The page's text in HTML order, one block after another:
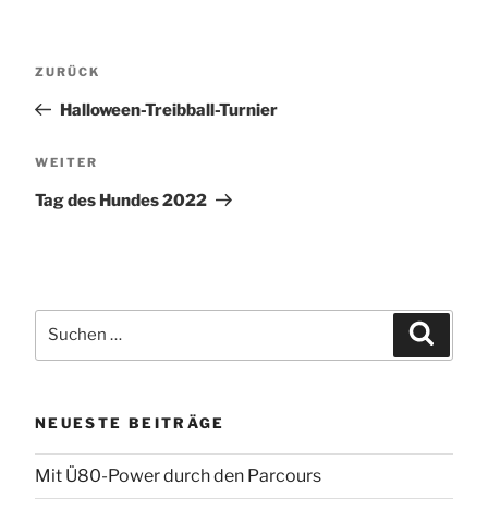
Vorheriger
ZURÜCK
Halloween-Treibball-Turnier
Nächster
WEITER
Tag des Hundes 2022
nach:
NEUESTE BEITRÄGE
Mit Ü80-Power durch den Parcours